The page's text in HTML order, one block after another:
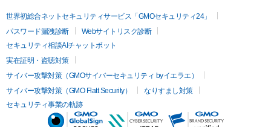
世界初総合ネットセキュリティサービス「GMOセキュリティ24」
パスワード漏洩診断
Webサイトリスク診断
セキュリティ相談AIチャットボット
実在証明・盗聴対策
サイバー攻撃対策（GMOサイバーセキュリティ byイエラエ）
サイバー攻撃対策（GMO Flatt Security）
なりすまし対策
セキュリティ事業の軌跡